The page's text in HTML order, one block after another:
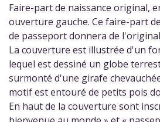
Faire-part de naissance original,
ouverture gauche. Ce faire-part
de passeport donnera de
La couverture est illustrée d'un
lequel est dessiné un globe
surmonté d'une girafe
motif est entouré de petits pois
En haut de la couverture sont